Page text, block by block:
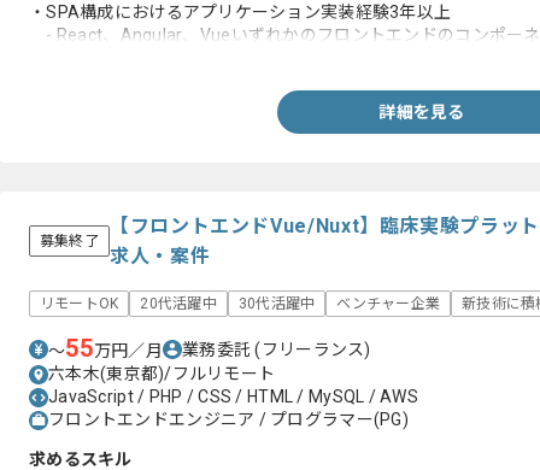
・SPA構成におけるアプリケーション実装経験3年以上
- React、Angular、Vueいずれかのフロントエンドのコンポー
・プロダクトオーナーと要件調整経験、改善経験詳細を見る
募集終了
【フロントエンドVue/Nuxt】臨床実験プラッ
求人・案件
リモートOK 20代活躍中 30代活躍中 ベンチャー企業 新技術に積
〜55万円／月 業務委託(フリーランス)
六本木(東京都)/フルリモート
JavaScript / PHP / CSS / HTML / MySQL / AWS
フロントエンドエンジニア / プログラマー(PG)
求めるスキル